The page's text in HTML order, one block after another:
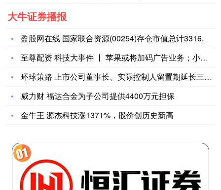
大牛证券播报
盈股网在线 国家联合资源(00254)存仓市值总计3316.
至尊配资 科技大事件 丨 苹果或将加码广告业务；小米 17
环球策路 上市公司董事长、实际控制人留置期延长三个月
威力财 福达合金为子公司提供4400万元担保
金牛王 源杰科技涨1371%，股价创历史新高